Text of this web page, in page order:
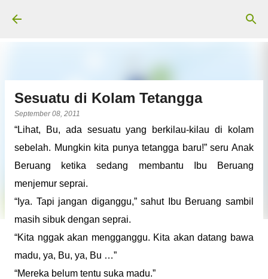
Sesuatu di Kolam Tetangga
September 08, 2011
“Lihat, Bu, ada sesuatu yang berkilau-kilau di kolam
sebelah. Mungkin kita punya tetangga baru!” seru Anak
Beruang ketika sedang membantu Ibu Beruang
menjemur seprai.
“Iya. Tapi jangan diganggu,” sahut Ibu Beruang sambil
masih sibuk dengan seprai.
“Kita nggak akan mengganggu. Kita akan datang bawa
madu, ya, Bu, ya, Bu …”
“Mereka belum tentu suka madu.”